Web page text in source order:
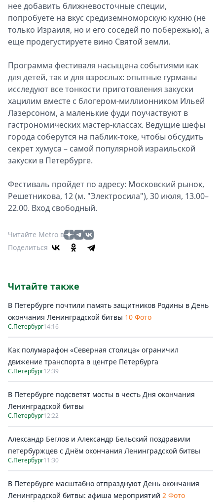
нее добавить ближневосточные специи,
попробуете на вкус средиземноморскую кухню (не
только Израиля, но и его соседей по побережью), а
еще продегустируете вино Святой земли.
Программа фестиваля насыщена событиями как
для детей, так и для взрослых: опытные гурманы
исследуют все тонкости приготовления закуски
хацилим вместе с блогером-миллионником Ильей
Лазерсоном, а маленькие фуди поучаствуют в
гастрономических мастер-классах. Ведущие шефы
города соберутся на паблик-токе, чтобы обсудить
секрет хумуса – самой популярной израильской
закуски в Петербурге.
Фестиваль пройдет по адресу: Московский рынок,
Решетникова, 12 (м. "Электросила"), 30 июля, 13.00–
22.00. Вход свободный.
Читайте Metro в
Поделиться
Читайте также
В Петербурге почтили память защитников Родины в День
окончания Ленинградской битвы 10 Фото
С.Петербург14:16
Как полумарафон «Северная столица» ограничил
движение транспорта в центре Петербурга
С.Петербург12:39
В Петербурге подсветят мосты в честь Дня окончания
Ленинградской битвы
С.Петербург12:22
Александр Беглов и Александр Бельский поздравили
петербуржцев с Днём окончания Ленинградской битвы
С.Петербург11:30
В Петербурге масштабно отпразднуют День окончания
Ленинградской битвы: афиша мероприятий 2 Фото